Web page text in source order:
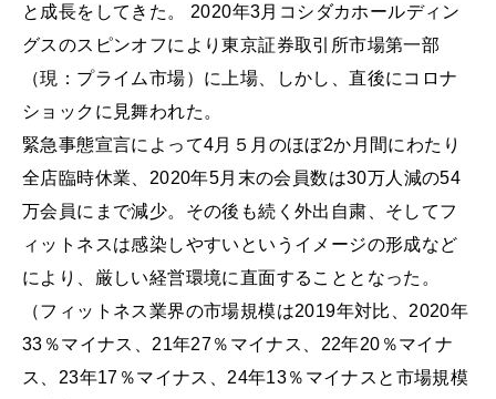
と成⻑をしてきた。 2020年3月コシダカホールディン
グスのスピンオフにより東京証券取引所市場第一部
（現：プライム市場）に上場、しかし、直後にコロナ
ショックに見舞われた。
緊急事態宣言によって4月５月のほぼ2か月間にわたり
全店臨時休業、2020年5月末の会員数は30万人減の54
万会員にまで減少。その後も続く外出自粛、そしてフ
ィットネスは感染しやすいというイメージの形成など
により、厳しい経営環境に直面することとなった。
（フィットネス業界の市場規模は2019年対比、2020年
33％マイナス、21年27％マイナス、22年20％マイナ
ス、23年17％マイナス、24年13％マイナスと市場規模